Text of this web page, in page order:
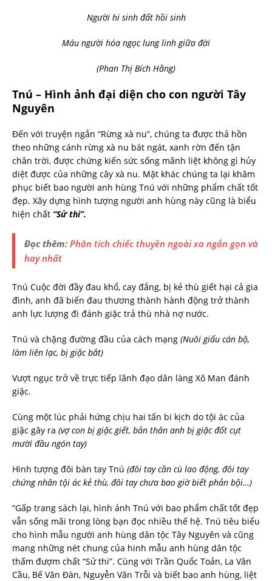
Người hi sinh đất hồi sinh
Máu người hóa ngọc lung linh giữa đời
(Phan Thị Bích Hằng)
Tnú – Hình ảnh đại diện cho con người Tây
Nguyên
Đến với truyện ngắn “Rừng xà nu”, chúng ta được thả hồn
theo những cánh rừng xà nu bát ngát, xanh rờn đến tận
chân trời, được chứng kiến sức sống mãnh liệt không gì hủy
diệt được của những cây xà nu. Mặt khác chúng ta lại khâm
phục biết bao người anh hùng Tnú với những phẩm chất tốt
đẹp. Xây dựng hình tượng người anh hùng này cũng là biểu
hiện chất “Sử thi”.
Đọc thêm: Phân tích chiếc thuyền ngoài xa ngắn gọn và
hay nhất
Tnú Cuộc đời đầy đau khổ, cay đắng, bị kẻ thù giết hại cả gia
đình, anh đã biến đau thương thành hành động trở thành
anh lực lượng đi đánh giặc trả thù nhà nợ nước.
Tnú và chặng đường đầu của cách mạng (Nuôi giấu cán bộ,
làm liên lạc, bị giặc bắt)
Vượt ngục trở về trực tiếp lãnh đạo dân làng Xô Man đánh
giặc.
Cùng một lúc phải hứng chịu hai tấn bi kịch do tội ác của
giặc gây ra (vợ con bị giặc giết, bản thân anh bị giặc đốt cụt
mười đầu ngón tay)
Hình tượng đôi bàn tay Tnú (đôi tay cần cù lao động, đôi tay
chứng nhân tội ác kẻ thù, đôi tay chưa bao giờ biết phản bội…)
“Gấp trang sách lại, hình ảnh Tnú với bao phẩm chất tốt đẹp
vẫn sống mãi trong lòng bạn đọc nhiều thế hệ. Tnú tiêu biểu
cho hình mẫu người anh hùng dân tộc Tây Nguyên và cũng
mang những nét chung của hinh mẫu anh hùng dân tộc
thấm đượm chất “Sử thi”. Cùng với Trần Quốc Toản, La Văn
Cầu, Bế Văn Đàn, Nguyễn Văn Trỗi và biết bao anh hùng, liệt